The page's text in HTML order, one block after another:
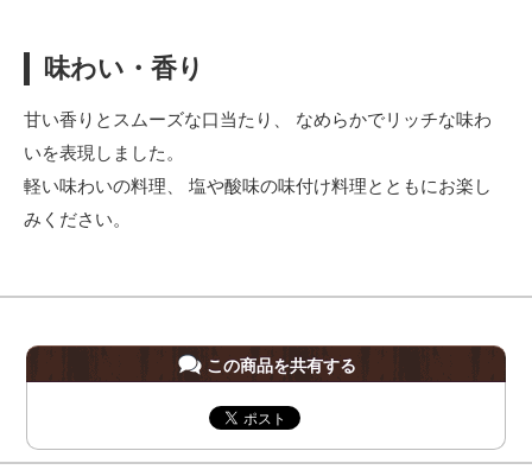
味わい・香り
甘い香りとスムーズな口当たり、 なめらかでリッチな味わ
いを表現しました。
軽い味わいの料理、 塩や酸味の味付け料理とともにお楽し
みください。
この商品を共有する